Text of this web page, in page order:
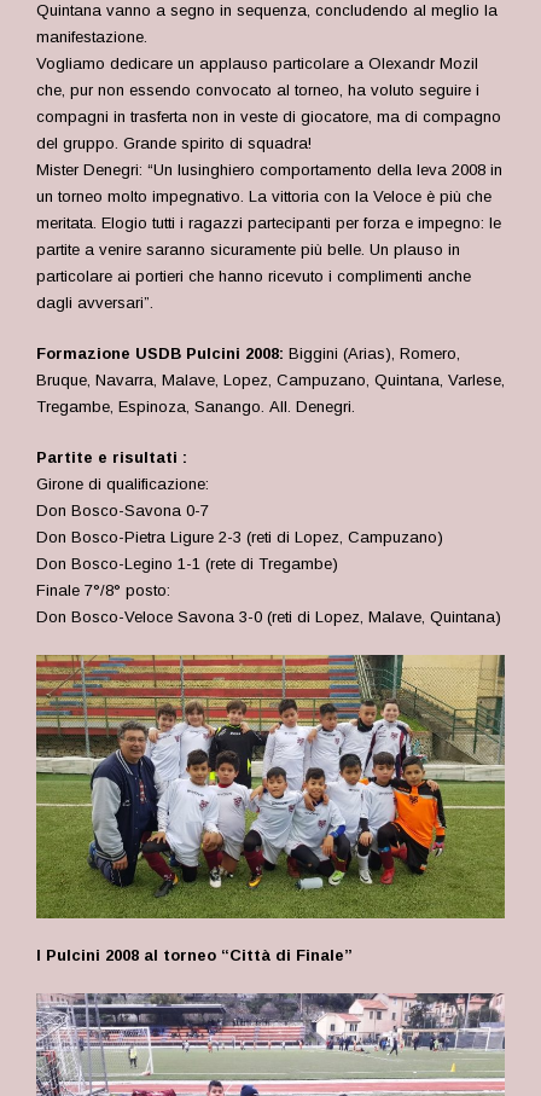
Quintana vanno a segno in sequenza, concludendo al meglio la
manifestazione.
Vogliamo dedicare un applauso particolare a Olexandr Mozil
che, pur non essendo convocato al torneo, ha voluto seguire i
compagni in trasferta non in veste di giocatore, ma di compagno
del gruppo. Grande spirito di squadra!
Mister Denegri: “Un lusinghiero comportamento della leva 2008 in
un torneo molto impegnativo. La vittoria con la Veloce è più che
meritata. Elogio tutti i ragazzi partecipanti per forza e impegno: le
partite a venire saranno sicuramente più belle. Un plauso in
particolare ai portieri che hanno ricevuto i complimenti anche
dagli avversari”.
Formazione USDB Pulcini 2008: Biggini (Arias), Romero,
Bruque, Navarra, Malave, Lopez, Campuzano, Quintana, Varlese,
Tregambe, Espinoza, Sanango. All. Denegri.
Partite e risultati :
Girone di qualificazione:
Don Bosco-Savona 0-7
Don Bosco-Pietra Ligure 2-3 (reti di Lopez, Campuzano)
Don Bosco-Legino 1-1 (rete di Tregambe)
Finale 7°/8° posto:
Don Bosco-Veloce Savona 3-0 (reti di Lopez, Malave, Quintana)
I Pulcini 2008 al torneo “Città di Finale”